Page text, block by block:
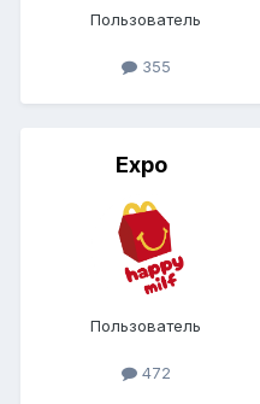
Пользователь
355
Expo
Пользователь
472